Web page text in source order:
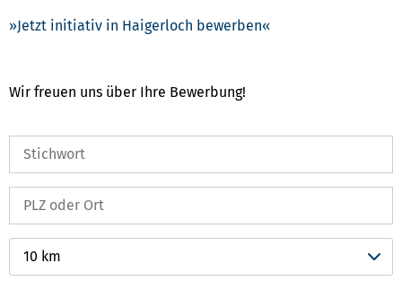
Jetzt initiativ in Haigerloch bewerben
Wir freuen uns über Ihre Bewerbung!
10 km